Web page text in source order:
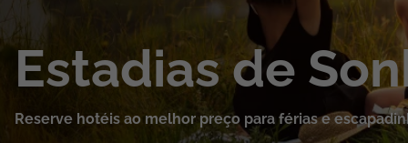
Cruzeiros
Promoções
Estadias de
Reserve hotéis ao melhor preço para férias e